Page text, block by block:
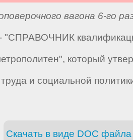
вагона 6-го
- "СПРАВОЧНИК
который
и социальной
Скачать в виде DOC файла